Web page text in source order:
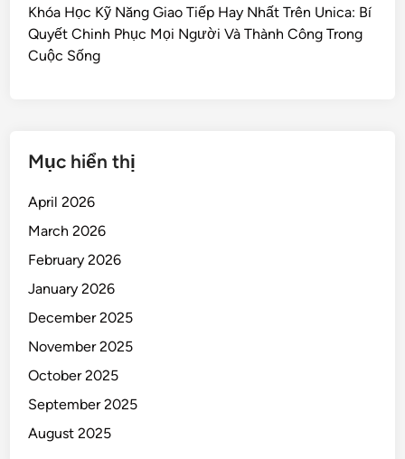
Khóa Học Kỹ Năng Giao Tiếp Hay Nhất Trên Unica: Bí
Quyết Chinh Phục Mọi Người Và Thành Công Trong
Cuộc Sống
Mục hiển thị
April 2026
March 2026
February 2026
January 2026
December 2025
November 2025
October 2025
September 2025
August 2025